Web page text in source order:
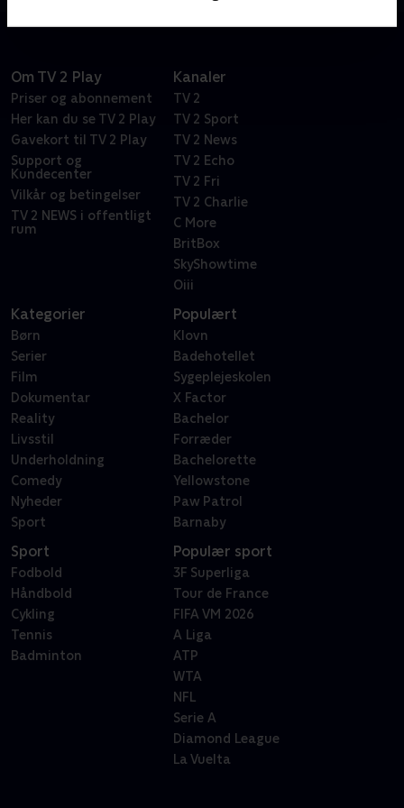
Om TV 2 Play
Priser og abonnement
Her kan du se TV 2 Play
Gavekort til TV 2 Play
Support og
Kundecenter
Vilkår og betingelser
TV 2 NEWS i offentligt
rum
Kanaler
TV 2
TV 2 Sport
TV 2 News
TV 2 Echo
TV 2 Fri
TV 2 Charlie
C More
BritBox
SkyShowtime
Oiii
Kategorier
Børn
Serier
Film
Dokumentar
Reality
Livsstil
Underholdning
Comedy
Nyheder
Sport
Populært
Klovn
Badehotellet
Sygeplejeskolen
X Factor
Bachelor
Forræder
Bachelorette
Yellowstone
Paw Patrol
Barnaby
Sport
Fodbold
Håndbold
Cykling
Tennis
Badminton
Populær sport
3F Superliga
Tour de France
FIFA VM 2026
A Liga
ATP
WTA
NFL
Serie A
Diamond League
La Vuelta